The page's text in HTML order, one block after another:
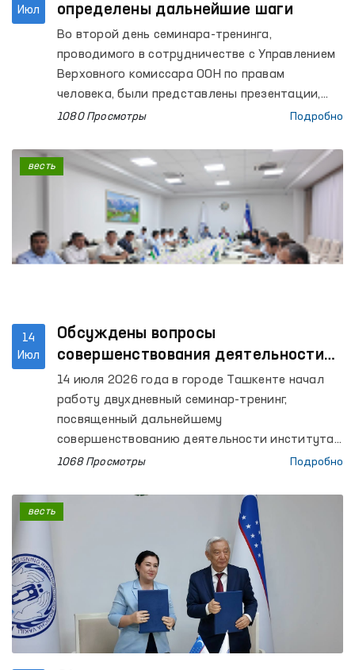
Июл
определены дальнейшие шаги
Во второй день семинара-тренинга,
проводимого в сотрудничестве с Управлением
Верховного комиссара ООН по правам
человека, были представлены презентации,
посвященные бюджетному процессу,
организационной структуре, деятельности в
регионах и институциональному потенциалу
института Омбудсмана. Кроме того, с
участниками состоялись обсуждения и сессия
вопросов и ответов по основным требованиям
аккредитационного процесса.
1080 Просмотры Подробно
14
Июл
Обсуждены вопросы
совершенствования деятельности
института Омбудсмана в
соответствии с требованиями
Глобального альянса национальных
правозащитных учреждений
(GANHRI)
14 июля 2026 года в городе Ташкенте начал
работу двухдневный семинар-тренинг,
посвященный дальнейшему
совершенствованию деятельности института
Уполномоченного Олий Мажлиса по правам
международных стандартов. Мероприятие
организовано в сотрудничестве с Управлением
Верховного комиссара ООН по правам человека
1068 Просмотры Подробно
весть
весть